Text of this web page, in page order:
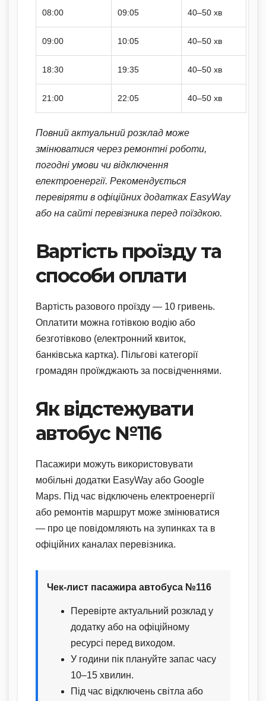
08:00 09:05 40–50 хв
09:00 10:05 40–50 хв
18:30 19:35 40–50 хв
21:00 22:05 40–50 хв
Повний актуальний розклад може
змінюватися через ремонтні роботи,
погодні умови чи відключення
електроенергії. Рекомендується
перевіряти в офіційних додатках EasyWay
або на сайті перевізника перед поїздкою.
Вартість проїзду та
способи оплати
Вартість разового проїзду — 10 гривень.
Оплатити можна готівкою водію або
безготівково (електронний квиток,
банківська картка). Пільгові категорії
громадян проїжджають за посвідченнями.
Як відстежувати
автобус №116
Пасажири можуть використовувати
мобільні додатки EasyWay або Google
Maps. Під час відключень електроенергії
або ремонтів маршрут може змінюватися
— про це повідомляють на зупинках та в
офіційних каналах перевізника.
Чек-лист пасажира автобуса №116
Перевірте актуальний розклад у
додатку або на офіційному
ресурсі перед виходом.
У години пік плануйте запас часу
10–15 хвилин.
Під час відключень світла або